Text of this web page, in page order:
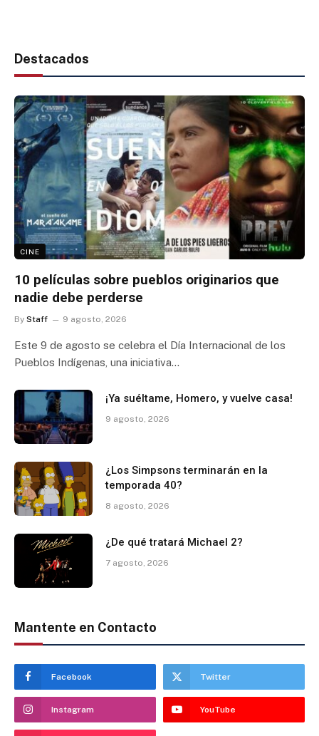
Destacados
CINE
10 películas sobre pueblos originarios que
nadie debe perderse
By Staff 9 agosto, 2026
Este 9 de agosto se celebra el Día Internacional de los
Pueblos Indígenas, una iniciativa…
¡Ya suéltame, Homero, y vuelve casa!
9 agosto, 2026
¿Los Simpsons terminarán en la
temporada 40?
8 agosto, 2026
¿De qué tratará Michael 2?
7 agosto, 2026
Mantente en Contacto
Facebook Twitter
Instagram YouTube